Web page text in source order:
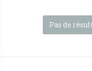
Pas de